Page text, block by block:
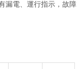
漏電、運行指示，故障